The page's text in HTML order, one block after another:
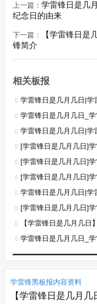
上一篇： 学雷锋日是几
纪念日的由来
下一篇：
【学雷锋日是
锋简介
相关板报
学雷锋日是几月几日|学
学雷锋日是几月几日_
学雷锋日是几月几日|学
[学雷锋日是几月几日]
[学雷锋日是几月几日]
[学雷锋日是几月几日]
学雷锋日是几月几日|学
[学雷锋日是几月几日]
【学雷锋日是几月几日】
学雷锋日是几月几日_
学雷锋黑板报内容资料